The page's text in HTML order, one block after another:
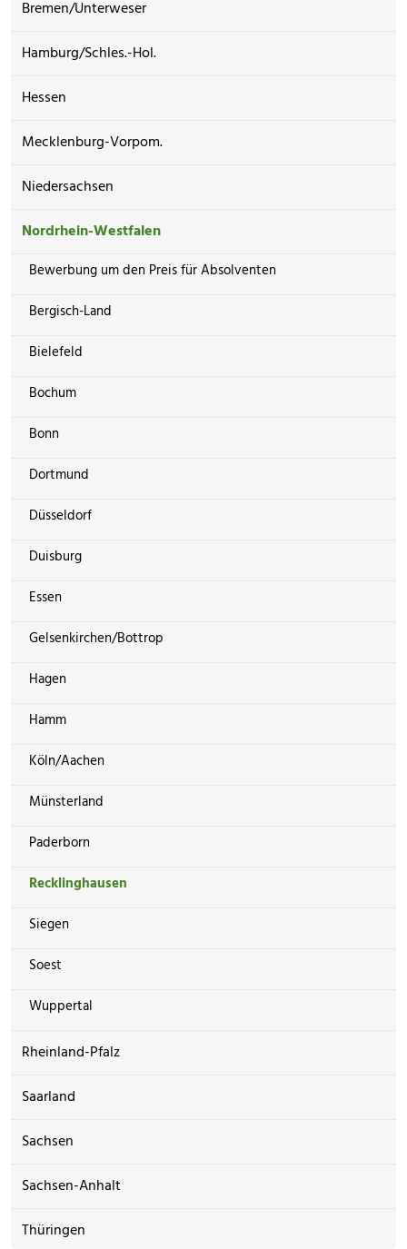
Bremen/Unterweser
Hamburg/Schles.-Hol.
Hessen
Mecklenburg-Vorpom.
Niedersachsen
Nordrhein-Westfalen
Bewerbung um den Preis für Absolventen
Bergisch-Land
Bielefeld
Bochum
Bonn
Dortmund
Düsseldorf
Duisburg
Essen
Gelsenkirchen/Bottrop
Hagen
Hamm
Köln/Aachen
Münsterland
Paderborn
Recklinghausen
Siegen
Soest
Wuppertal
Rheinland-Pfalz
Saarland
Sachsen
Sachsen-Anhalt
Thüringen